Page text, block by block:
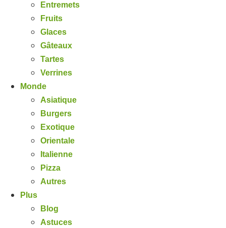
Entremets
Fruits
Glaces
Gâteaux
Tartes
Verrines
Monde
Asiatique
Burgers
Exotique
Orientale
Italienne
Pizza
Autres
Plus
Blog
Astuces